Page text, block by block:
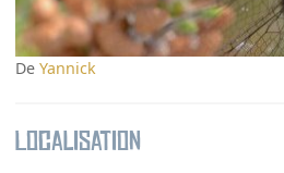
DeYannick
Localisation